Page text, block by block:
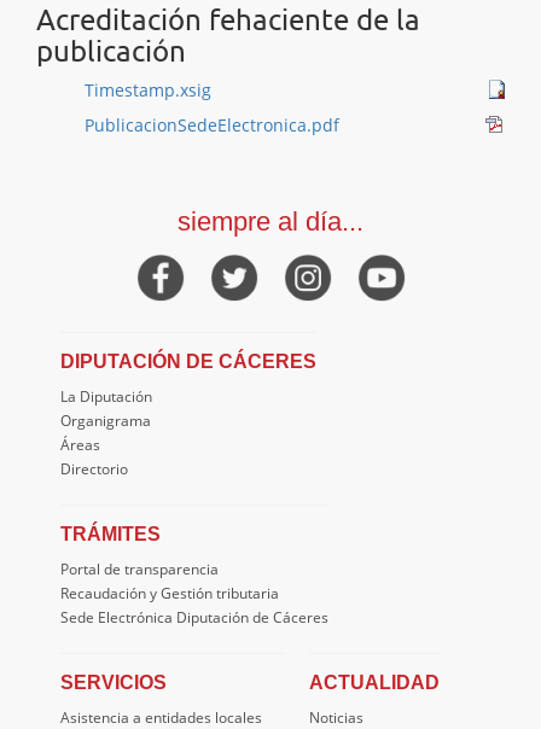
Acreditación fehaciente de la
publicación
Timestamp.xsig
PublicacionSedeElectronica.pdf
siempre al día...
DIPUTACIÓN DE CÁCERES
La Diputación
Organigrama
Áreas
Directorio
TRÁMITES
Portal de transparencia
Recaudación y Gestión tributaria
Sede Electrónica Diputación de Cáceres
SERVICIOS
Asistencia a entidades locales
ACTUALIDAD
Noticias